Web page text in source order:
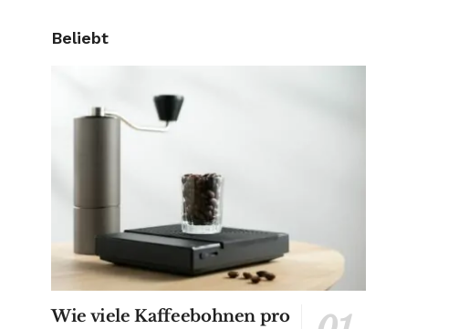
Beliebt
Wie viele Kaffeebohnen pro